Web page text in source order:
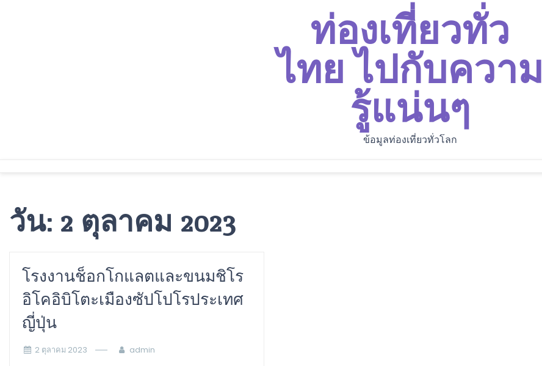
ท่องเที่ยวทั่ว
ไทย ไปกับความ
รู้แน่นๆ
ข้อมูลท่องเที่ยวทั่วโลก
วัน: 2 ตุลาคม 2023
โรงงานช็อกโกแลตและขนมชิโร
อิโคอิบิโตะเมืองซัปโปโรประเทศ
ญี่ปุ่น
2 ตุลาคม 2023 admin